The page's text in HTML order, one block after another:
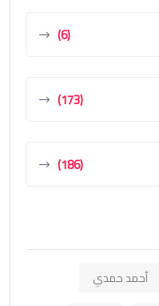
(6)
(173)
(186)
أحمد حمدي